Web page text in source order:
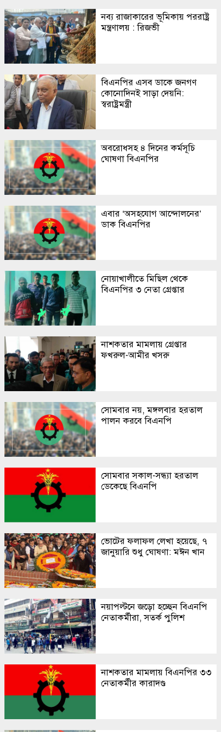
নব্য রাজাকারের ভূমিকায় পররাষ্ট্র
মন্ত্রণালয় : রিজভী
বিএনপির এসব ডাকে জনগণ
কোনোদিনই সাড়া দেয়নি:
স্বরাষ্ট্রমন্ত্রী
অবরোধসহ ৪ দিনের কর্মসূচি
ঘোষণা বিএনপির
এবার ‘অসহযোগ আন্দোলনের’
ডাক বিএনপির
নোয়াখালীতে মিছিল থেকে
বিএনপির ৩ নেতা গ্রেপ্তার
নাশকতার মামলায় গ্রেপ্তার
ফখরুল-আমীর খসরু
সোমবার নয়, মঙ্গলবার হরতাল
পালন করবে বিএনপি
সোমবার সকাল-সন্ধ্যা হরতাল
ডেকেছে বিএনপি
ভোটের ফলাফল লেখা হয়েছে, ৭
জানুয়ারি শুধু ঘোষণা: মঈন খান
নয়াপল্টনে জড়ো হচ্ছেন বিএনপি
নেতাকর্মীরা, সতর্ক পুলিশ
নাশকতার মামলায় বিএনপির ৩৩
নেতাকর্মীর কারাদণ্ড